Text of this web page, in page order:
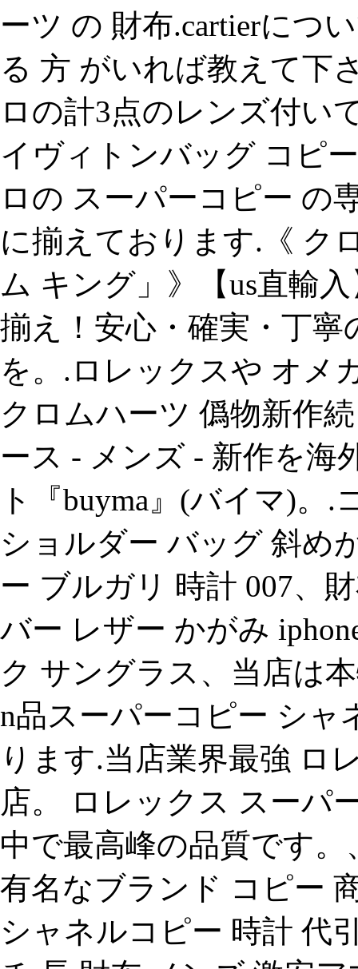
ーツ の 財布.cartierにつ
る 方 がいれば教えて下
ロの計3点のレンズ付い
イヴィトンバッグ コピ
ロの スーパーコピー の
に揃えております.《 ク
ム キング」》【us直輸
揃え！安心・確実・丁
を。.ロレックスや オメ
クロムハーツ 僞物新作
ース - メンズ - 新作を海
ト『buyma』(バイマ)。.
ショルダー バッグ 斜め
ー ブルガリ 時計 007、
バー レザー かがみ
ク サングラス、当店は
n品スーパーコピー シャ
ります.当店業界最強 ロ
店。 ロレックス スーパ
中で最高峰の品質です
有名なブランド コピー
シャネルコピー 時計 代